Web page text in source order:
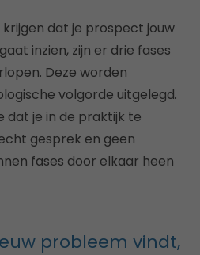
dat je prospect jouw
inzien, zijn er drie fases
Deze worden
volgorde uitgelegd.
dat je in de praktijk te
gesprek en geen
fases door elkaar heen
probleem vindt,